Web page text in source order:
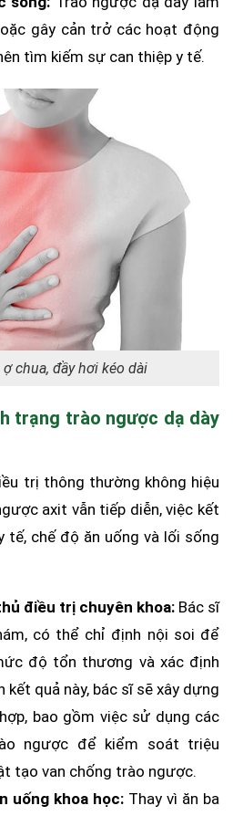
gây cản trở các hoạt động
tìm kiếm sự can thiệp y tế.
chua, đầy hơi kéo dài
trạng trào ngược dạ dày
trị thông thường không hiệu
axit vẫn tiếp diễn, việc kết
tế, chế độ ăn uống và lối sống
điều trị chuyên khoa: Bác sĩ
có thể chỉ định nội soi để
độ tổn thương và xác định
kết quả này, bác sĩ sẽ xây dựng
bao gồm việc sử dụng các
ngược để kiểm soát triệu
tạo van chống trào ngược.
uống khoa học: Thay vì ăn ba